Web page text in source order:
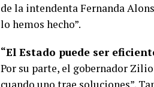
de la intendenta Fernanda
lo hemos hecho”.
“El Estado puede ser
Por su parte, el gobernador